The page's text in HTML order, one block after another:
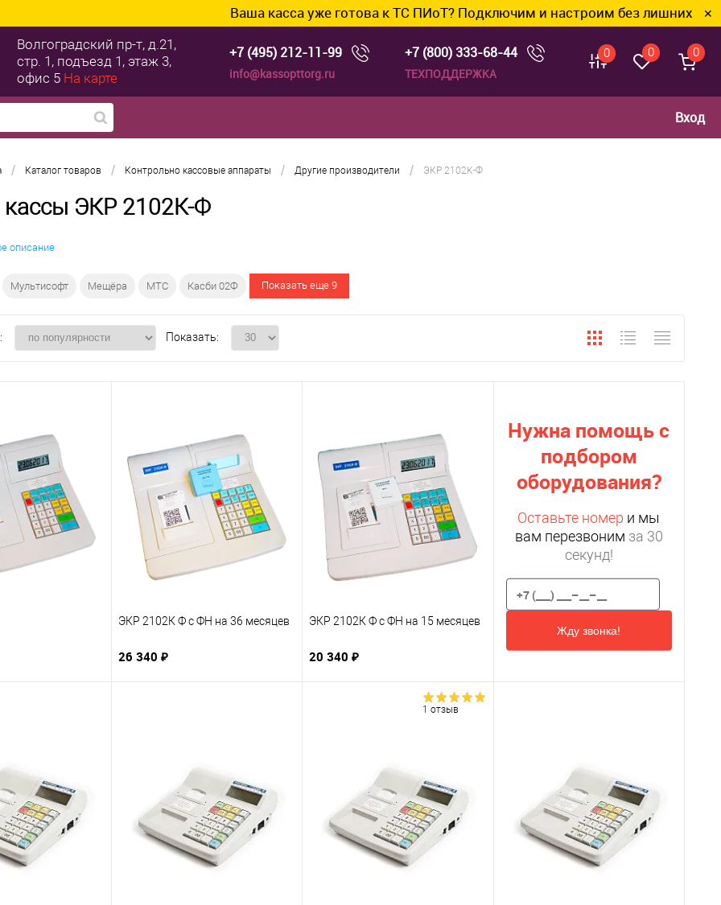
Ваша касса уже готова к ТС ПИоТ? Подключим и настроим без лишних хлопот. ✕
Волгоградский пр-т, д.21,
стр. 1, подъезд 1, этаж 3,
офис 5 На карте
+7 (495) 212-11-99
info@kassopttorg.ru
+7 (800) 333-68-44
ТЕХПОДДЕРЖКА
0 0 0
Вход
/ Каталог товаров / Контрольно кассовые аппараты / Другие производители / ЭКР 2102К-Ф
ЭКР 2102К-Ф
описание
Мультисофт Мещёра МТС Касби 02Ф Показать еще 9
Показать:
ЭКР 2102К Ф с ФН на 36 месяцев
26 340 ₽
ЭКР 2102К Ф с ФН на 15 месяцев
20 340 ₽
Нужна помощь с
подбором
оборудования?
Оставьте номер и мы
вам перезвоним за 30
секунд!
Жду звонка!
1 отзыв